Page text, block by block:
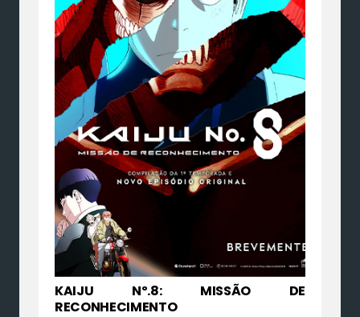
KAIJU Nº.8: MISSÃO DE
RECONHECIMENTO